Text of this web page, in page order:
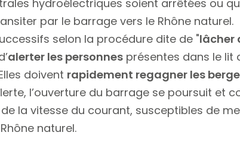
hydroélectriques soient arrêtées ou
par le barrage vers le Rhône naturel.
selon la procédure dite de "lâcher
alerter les personnes présentes dans le lit
doivent rapidement regagner les
l’ouverture du barrage se poursuit et
la vitesse du courant, susceptibles de
naturel.